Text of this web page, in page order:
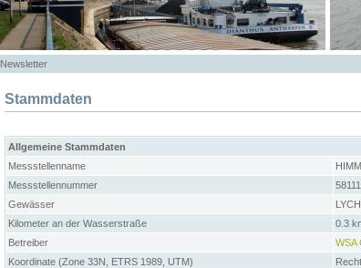
Newsletter
Stammdaten
Allgemeine Stammdaten
Messstellenname
Messstellennummer
Gewässer
Kilometer an der Wasserstraße
0.3
Betreiber
WSA
Koordinate (Zone 33N, ETRS 1989, UTM)